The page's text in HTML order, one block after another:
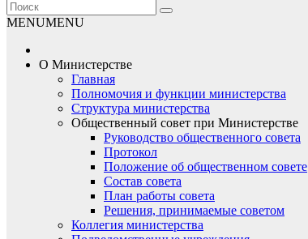
MENUMENU
О Министерстве
Главная
Полномочия и функции министерства
Структура министерства
Общественный совет при Министерстве
Руководство общественного совета
Протокол
Положение об общественном совете
Состав совета
План работы совета
Решения, принимаемые советом
Коллегия министерства